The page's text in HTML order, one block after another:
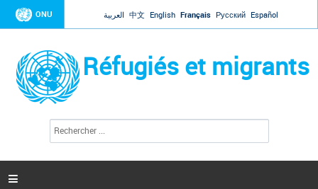
Jump to navigation
ONU العربية 中文 English Français Русский Español
Réfugiés et migrants
c
